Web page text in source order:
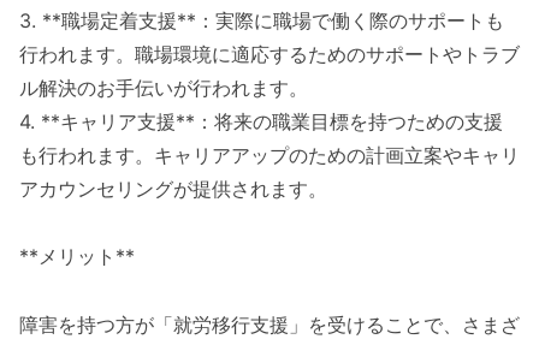
3. **職場定着支援**：実際に職場で働く際のサポートも
行われます。職場環境に適応するためのサポートやトラブ
ル解決のお手伝いが行われます。
4. **キャリア支援**：将来の職業目標を持つための支援
も行われます。キャリアアップのための計画立案やキャリ
アカウンセリングが提供されます。
**メリット**
障害を持つ方が「就労移行支援」を受けることで、さまざ